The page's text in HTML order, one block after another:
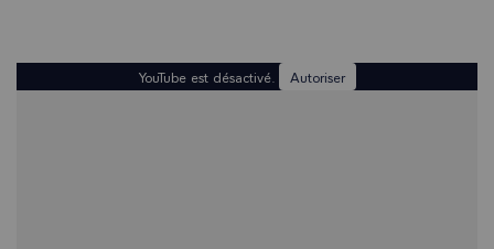
YouTube est désactivé. Autoriser